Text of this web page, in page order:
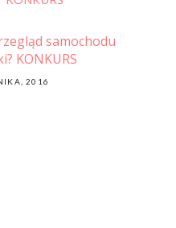
samochodu
KONKURS
2016